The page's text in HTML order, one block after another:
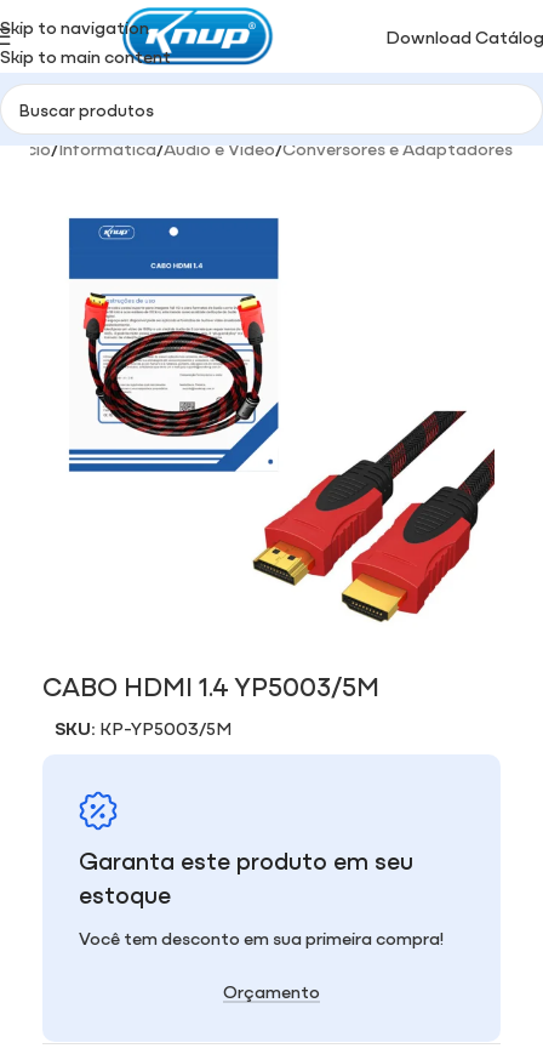
Skip to navigation
Skip to main content
Download
Início/Informática/Audio e Video/Conversores e Adaptadores
CABO HDMI 1.4 YP5003/5M
SKU: KP-YP5003/5M
Garanta este produto em seu
estoque
Você tem desconto em sua primeira compra!
Orçamento